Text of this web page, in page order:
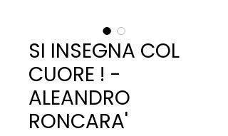
SI INSEGNA COL
CUORE ! -
ALEANDRO
RONCARA'